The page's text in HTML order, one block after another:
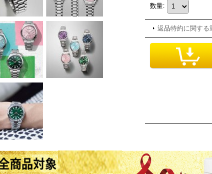
数量:
返品特約に関する